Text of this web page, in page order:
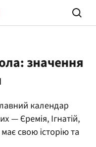
значення
календар
— Єремія, Ігнатій,
свою історію та